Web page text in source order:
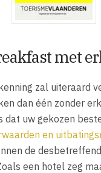
met
zal uiteraard
dan één zonder
dat uw gekozen
en
de
een hotel zeg